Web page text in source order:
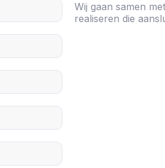
Wij gaan samen
realiseren die